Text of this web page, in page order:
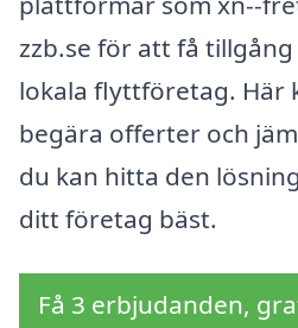
zzb.se för att få
lokala flyttföretag. Här
begära offerter och
du kan hitta den
ditt företag bäst.
Få 3 erbjudanden,